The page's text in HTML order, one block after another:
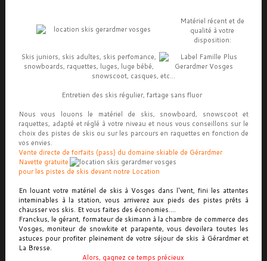
Matériel récent et de
qualité à votre
disposition:
Skis juniors, skis adultes, skis perfomance,
snowboards, raquettes, luges, luge bébé,
snowscoot, casques, etc...
Entretien des skis régulier, fartage sans fluor
Nous vous louons le matériel de skis, snowboard, snowscoot et
raquettes, adapté et réglé à votre niveau et nous vous conseillons sur le
choix des pistes de skis ou sur les parcours en raquettes en fonction de
vos envies.
Vente directe de forfaits (pass) du domaine skiable de Gérardmer.
Navette gratuite
pour les pistes de skis devant notre Location
En louant votre matériel de skis à Vosges dans l'vent, fini les attentes
inteminables à la station, vous arriverez aux pieds des pistes prêts à
chausser vos skis. Et vous faites des économies....
Franckus, le gérant, formateur de skimann à la chambre de commerce des
Vosges, moniteur de snowkite et parapente, vous devoilera toutes les
astuces pour profiter pleinement de votre séjour de skis à Gérardmer et
La Bresse.
Alors, gagnez ce temps précieux